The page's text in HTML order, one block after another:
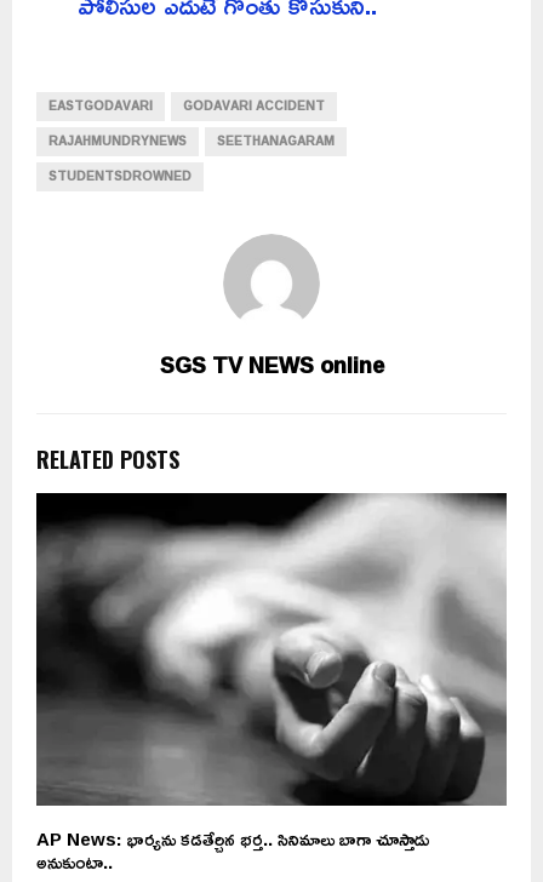
EASTGODAVARI
GODAVARI ACCIDENT
RAJAHMUNDRYNEWS
SEETHANAGARAM
STUDENTSDROWNED
SGS TV NEWS online
RELATED POSTS
AP News: భార్యను కడతేర్చిన భర్త.. సినిమాలు బాగా చూస్తాడు
అనుకుంటా..